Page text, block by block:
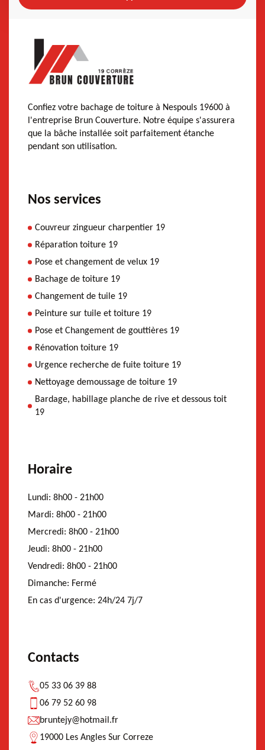
Confiez votre bachage de toiture à Nespouls 19600 à
l'entreprise Brun Couverture. Notre équipe s'assurera
que la bâche installée soit parfaitement étanche
pendant son utilisation.
Nos services
Couvreur zingueur charpentier 19
Réparation toiture 19
Pose et changement de velux 19
Bachage de toiture 19
Changement de tuile 19
Peinture sur tuile et toiture 19
Pose et Changement de gouttières 19
Rénovation toiture 19
Urgence recherche de fuite toiture 19
Nettoyage demoussage de toiture 19
Bardage, habillage planche de rive et dessous toit
19
Horaire
Lundi: 8h00 - 21h00
Mardi: 8h00 - 21h00
Mercredi: 8h00 - 21h00
Jeudi: 8h00 - 21h00
Vendredi: 8h00 - 21h00
Dimanche: Fermé
En cas d'urgence: 24h/24 7j/7
Contacts
05 33 06 39 88
06 79 52 60 98
bruntejy@hotmail.fr
19000 Les Angles Sur Correze